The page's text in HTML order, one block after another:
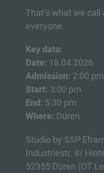
That’s what we
everyone.
Key data:
Date: 18.04.2026
Admission: 2:00 pm
Start: 3:00 pm
End: 5:30 pm
Where: Düren
Studio by SSP
Industriestr. 8/
52355 Düren (OT